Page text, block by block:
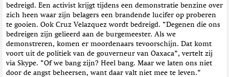
bedreigd. Een activist krijgt tijdens een demonstratie benzine over
zich heen waar zijn belagers een brandende lucifer op proberen
te gooien. Ook Cruz Velazquez wordt bedreigd. “Degenen die ons
bedreigen zijn gelieerd aan de burgemeester. Als we
demonstreren, komen er moordenaars tevoorschijn. Dat komt
voort uit de politiek van de gouverneur van Oaxaca”, vertelt zij
via Skype. “Of we bang zijn? Heel bang. Maar we laten ons niet
door de angst beheersen, want daar valt niet mee te leven.”